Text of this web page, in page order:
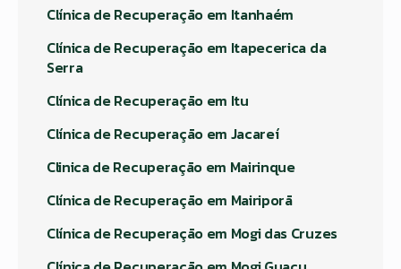
Clínica de Recuperação em Itanhaém
Clínica de Recuperação em Itapecerica da
Serra
Clínica de Recuperação em Itu
Clínica de Recuperação em Jacareí
Clinica de Recuperação em Mairinque
Clínica de Recuperação em Mairiporã
Clínica de Recuperação em Mogi das Cruzes